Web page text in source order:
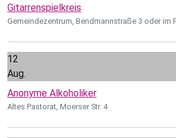
Gitarrenspielkreis
Gemeindezentrum, Bendmannstraße 3 oder im
12
Aug.
Anonyme Alkoholiker
Altes Pastorat, Moerser Str. 4